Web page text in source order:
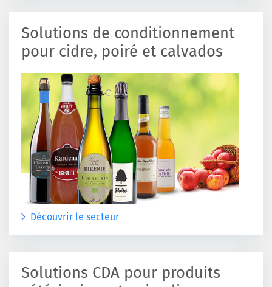
Solutions de conditionnement
pour cidre, poiré et calvados
Découvrir le secteur
Solutions CDA pour produits